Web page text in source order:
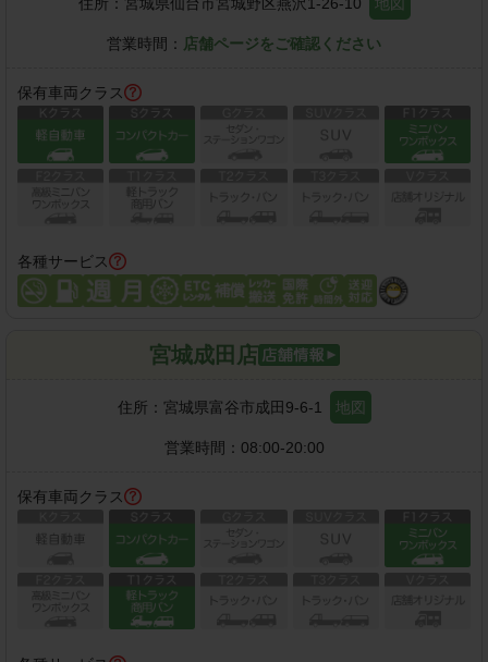
住所： 宮城県仙台市宮城野区燕沢1-26-10 地図
営業時間： 店舗ページをご確認ください
保有車両クラス
各種サービス
宮城成田店
住所： 宮城県富谷市成田9-6-1 地図
営業時間： 08:00-20:00
保有車両クラス